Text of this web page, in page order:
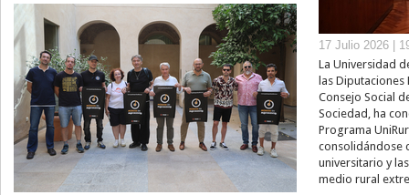
17 Julio 2026 |
La Universidad
las Diputaciones
Consejo Social
Sociedad, ha
Programa
consolidándose
universitario y
medio rural